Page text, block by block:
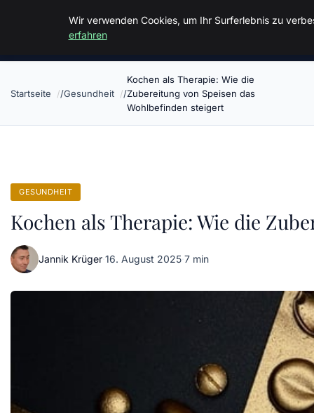
Malzminden
Startseite Gesundheit
Kochen als Therapie: Wie die
Zubereitung von Speisen das
Wohlbefinden steigert
GESUNDHEIT
Kochen als Therapie: Wie die
Jannik Krüger·16. August 2025·7 min
Wir verwenden Cookies, um Ihr Surferlebnis zu
erfahren